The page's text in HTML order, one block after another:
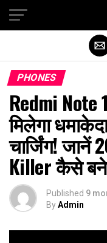
PHONES
Redmi Note
मिलेगा
चार्जिंग! जानें
Killer कैसे
Published 9
ByAdmin